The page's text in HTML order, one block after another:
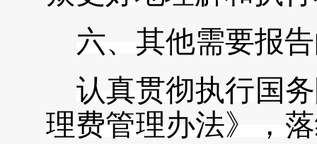
六、其他需要报
认真贯彻执行国
理费管理办法》，